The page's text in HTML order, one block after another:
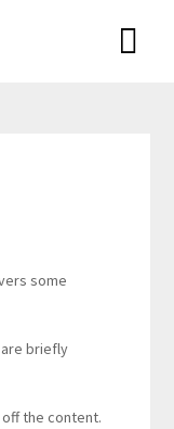
some
briefly
the content.